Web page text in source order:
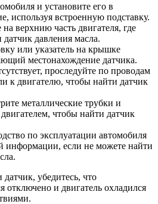
и установите его в
используя встроенную подставку.
верхнию часть двигателя, где
давления масла.
или указатель на крышке
местонахождение датчика.
проследуйте по проводам
к двигателю, чтобы найти датчик
металлические трубки и
чтобы найти датчик
по эксплуатации автомобиля
информации, если не можете найти
убедитесь, что
отключено и двигатель охладился